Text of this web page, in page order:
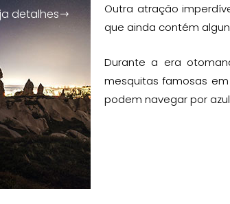
Outra atração
que ainda contém
Durante a era
mesquitas famosas
podem navegar por
detalhes